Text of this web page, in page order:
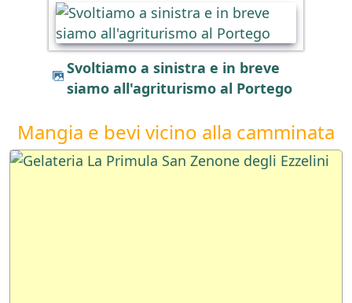
Svoltiamo a sinistra e in breve
siamo all'agriturismo al Portego
Mangia e bevi vicino alla camminata